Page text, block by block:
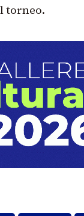
torneo.